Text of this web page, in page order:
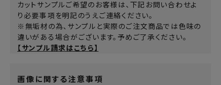
カットサンプルご希望のお客様は、下記お問い合わせよ
り必要事項を明記のうえご連絡ください。
※無垢材の為、サンプルと実際のご注文商品では色味の
違いがある場合がございます。予めご了承ください。
【サンプル請求はこちら】
画像に関する注意事項